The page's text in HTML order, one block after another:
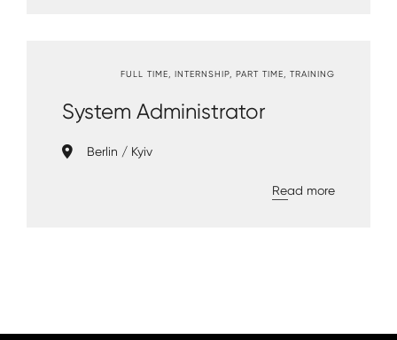
FULL TIME INTERNSHIP PART TIME TRAINING
System Administrator
Berlin Kyiv
Read moreabout